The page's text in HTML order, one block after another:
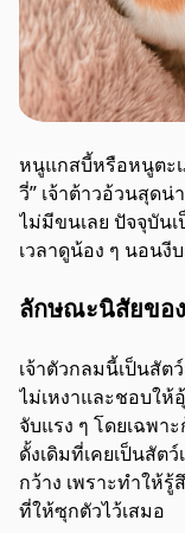
หนูแกสบี้หรือหนูตะเ
วี่” เจ้าต้าวอ้วนสุด
ไม่มีขนเลย ปัจจุบัน
เวลาดูน้อง ๆ นอนงี
ลักษณะนิสัยขอ
เจ้าตัวกลมนี้เป็นสัต
ไม่เหงาและชอบใ
จับแรง ๆ โดยเฉพ
ดั้งเดิมที่เคยเป็นสัต
กว้าง เพราะทำให้
ที่ให้ซุกตัวไว้เสมอ